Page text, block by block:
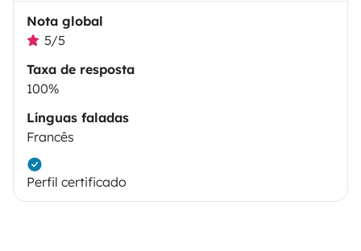
Nota global
5/5
Taxa de resposta
100%
Línguas faladas
Francês
Perfil certificado